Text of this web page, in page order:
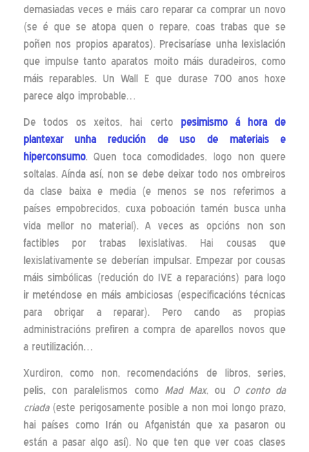
demasiadas veces e máis caro reparar ca comprar un novo
(se é que se atopa quen o repare, coas trabas que se
poñen nos propios aparatos). Precisaríase unha lexislación
que impulse tanto aparatos moito máis duradeiros, como
máis reparables. Un Wall E que durase 700 anos hoxe
parece algo improbable…
De todos os xeitos, hai certo pesimismo á hora de
plantexar unha redución de uso de materiais e
hiperconsumo. Quen toca comodidades, logo non quere
soltalas. Aínda así, non se debe deixar todo nos ombreiros
da clase baixa e media (e menos se nos referimos a
países empobrecidos, cuxa poboación tamén busca unha
vida mellor no material). A veces as opcións non son
factibles por trabas lexislativas. Hai cousas que
lexislativamente se deberían impulsar. Empezar por cousas
máis simbólicas (redución do IVE a reparacións) para logo
ir meténdose en máis ambiciosas (especificacións técnicas
para obrigar a reparar). Pero cando as propias
administracións prefiren a compra de aparellos novos que
a reutilización…
Xurdiron, como non, recomendacións de libros, series,
pelis, con paralelismos como Mad Max, ou
O conto da
criada(este perigosamente posible a non moi longo prazo,
hai países como Irán ou Afganistán que xa pasaron ou
están a pasar algo así). No que ten que ver coas clases